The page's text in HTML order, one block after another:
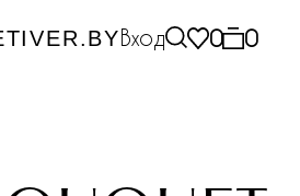
Вход 0 0